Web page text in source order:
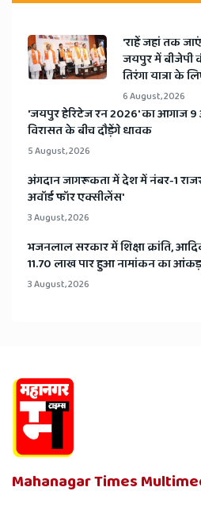
'राहें जहां तक
जयपुर में बीजेपी
तिरंगा यात्रा के
6 August, 2026
​'जयपुर हेरिटेज रन 2026' का आगाज 9
विरासत के बीच दौड़ेंगे धावक
5 August, 2026
अंगदान जागरूकता में देश में नंबर-1
अवॉर्ड फॉर एक्सीलेंस'
3 August, 2026
भजनलाल सरकार में शिक्षा क्रांति,
11.70 लाख पार हुआ नामांकन का
3 August, 2026
Mahanagar Times